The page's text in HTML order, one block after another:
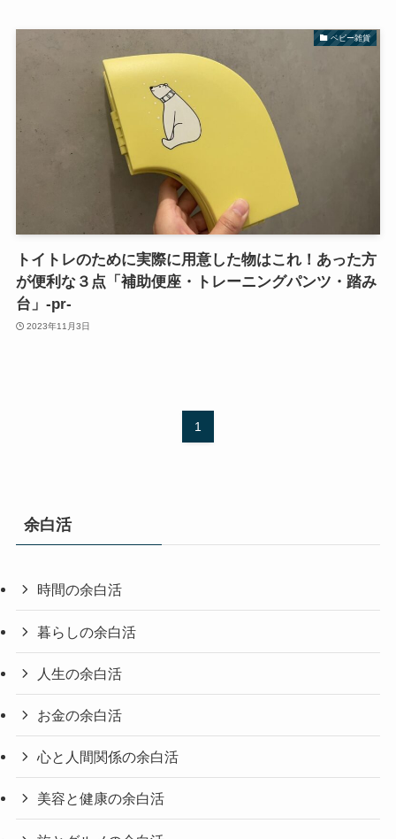
ベビー雑貨
トイトレのために実際に用意した物はこれ！あった方
が便利な３点「補助便座・トレーニングパンツ・踏み
台」‐pr‐
2023年11月3日
1
余白活
時間の余白活
暮らしの余白活
人生の余白活
お金の余白活
心と人間関係の余白活
美容と健康の余白活